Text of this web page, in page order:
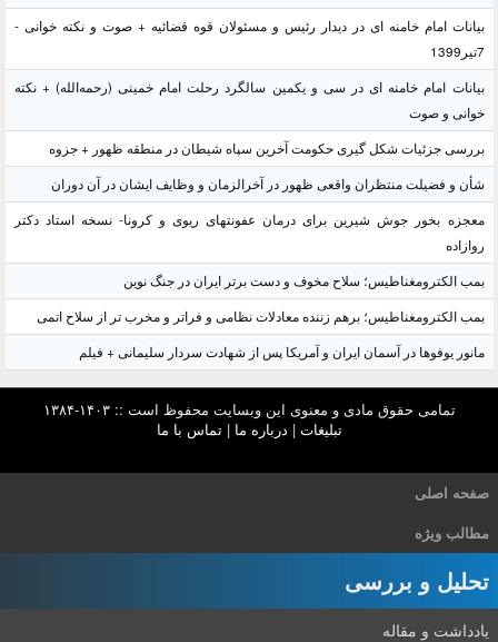
بیانات امام خامنه ای در دیدار رئیس و مسئولان قوه قضائیه + صوت و نکته خوانی -
7تیر1399
بیانات امام خامنه ای در سی و یکمین سالگرد رحلت امام خمینی (رحمه‌الله) + نکته
خوانی و صوت
بررسی جزئیات شکل گیری حکومت آخرین سپاه شیطان در منطقه ظهور + جزوه
شأن و فضیلت منتظران واقعی ظهور در آخرالزمان و وظایف ایشان در آن دوران
معجزه بخور جوش شیرین برای درمان عفونتهای ریوی و کرونا- نسخه استاد دکتر
روازاده
بمب الکترومغناطیس؛ سلاح مخوف و دست برتر ایران در جنگ نوین
بمب الکترومغناطیس؛ برهم زننده معادلات نظامی و فراتر و مخرب تر از سلاح اتمی
مانور یوفوها در آسمان ایران و آمریکا پس از شهادت سردار سلیمانی + فیلم
تمامی حقوق مادی و معنوی این وبسایت محفوظ است :: ۱۴۰۳-۱۳۸۴
تبلیغات | درباره ما |تماس با ما
صفحه اصلی
مطالب ویژه
تحلیل و بررسی
یادداشت و مقاله